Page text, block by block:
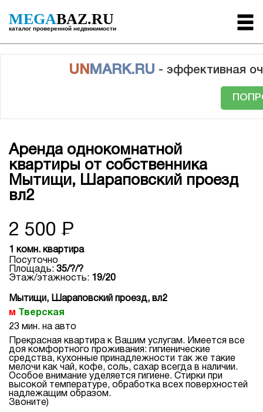
MEGABAZ.RU
каталог проверенной недвижимости
UN MARK.RU - эффективная
Аренда однокомнатной
квартиры от собственника
Мытищи, Шараповский проезд
вл2
2 500 Р
1 комн. квартира
Посуточно
Площадь: 35/?/?
Этаж/этажность: 19/20
Мытищи, Шараповский проезд, вл2
Тверская
23 мин. на авто
Прекрасная квартира к Вашим услугам. Имеется все
доя комфортного проживания: гигиенические
средства, кухонные принадлежности так же такие
мелочи как чай, кофе, соль, сахар всегда в наличии.
Особое внимание уделяется гигиене. Стирки при
высокой температуре, обработка всех поверхностей
надлежащим образом.
Звоните)